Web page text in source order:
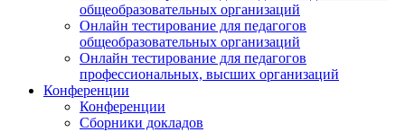
общеобразовательных организаций
Онлайн тестирование для педагогов
общеобразовательных организаций
Онлайн тестирование для педагогов
профессиональных, высших организаций
Конференции
Конференции
Сборники докладов